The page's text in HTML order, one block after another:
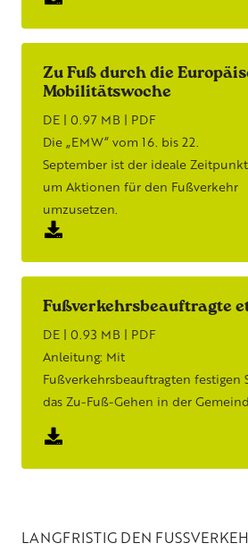
Zu Fuß durch die
Mobilitätswoche
DE | 0.97 MB | PDF
Die „EMW“ vom 16. bis 22.
September ist der ideale Zeitpunkt,
um Aktionen für den Fußverkehr
umzusetzen.
Fußverkehrsbeauftragte
DE | 0.93 MB | PDF
Anleitung: Mit
Fußverkehrsbeauftragten festigen
das Zu-Fuß-Gehen in der
LANGFRISTIG DEN